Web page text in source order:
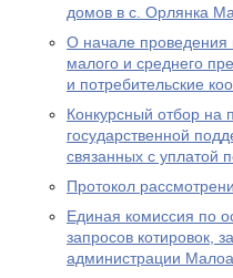
домов в с. Орлянка
О начале проведения
малого и среднего
и потребительские
Конкурсный отбор на
государственной
связанных с уплатой
Протокол
Единая комиссия по
запросов котировок,
администрации